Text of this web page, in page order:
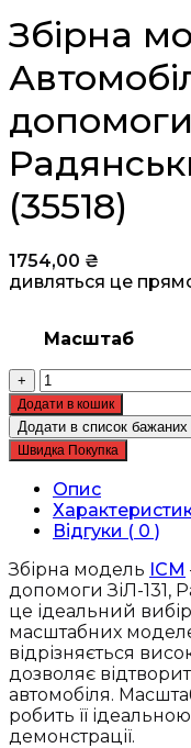
Збірна
допомоги
(35518)
1754,00 ₴
дивляться це
Масштаб
+
Збірна
модель
ICM
-
Автомобіль
технічної
допомоги
ЗіЛ-131,
Радянський
автомобіль
(35518)
кількість
Додати в кошик
Додати в список бажаних
Швидка Покупка
Опис
Відгуки ( 0 )
Збірна модель ICM
допомоги ЗіЛ-131,
це ідеальний
масштабних
відрізняється
дозволяє
автомобіля.
робить її
демонстрації.